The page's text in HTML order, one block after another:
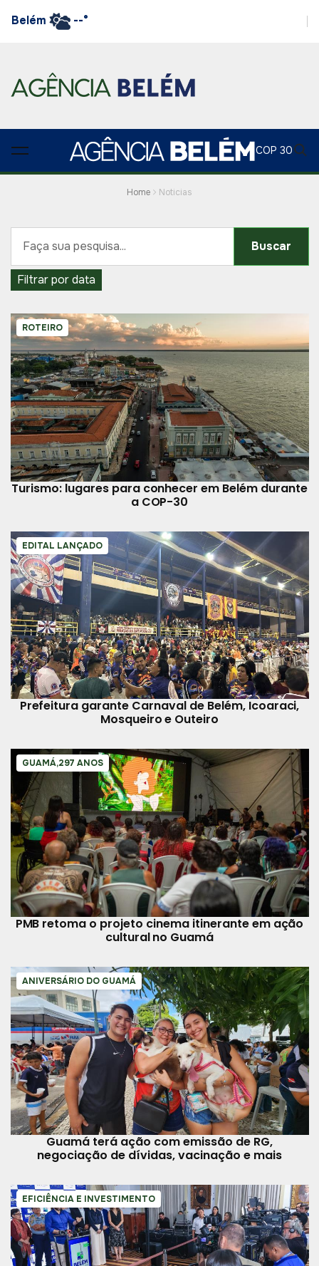
Belém --°
COP 30
Home Noticias
Buscar
Filtrar por data
ROTEIRO
Turismo: lugares para conhecer em Belém durante
a COP-30
EDITAL LANÇADO
Prefeitura garante Carnaval de Belém, Icoaraci,
Mosqueiro e Outeiro
GUAMÁ,297 ANOS
PMB retoma o projeto cinema itinerante em ação
cultural no Guamá
ANIVERSÁRIO DO GUAMÁ
Guamá terá ação com emissão de RG,
negociação de dívidas, vacinação e mais
EFICIÊNCIA E INVESTIMENTO